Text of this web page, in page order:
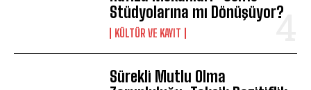
Stüdyolarına mı Dönüşüyor?
KÜLTÜR VE KAYIT
Sürekli Mutlu Olma